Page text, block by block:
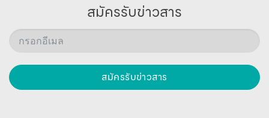
สมัครรับข่าวสาร
สมัครรับข่าวสาร